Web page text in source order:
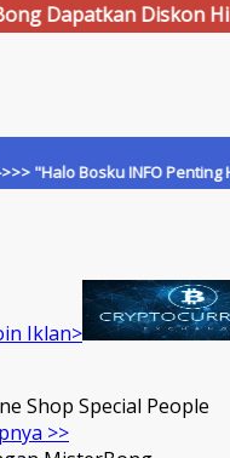
Diskon
Bosku INFO Penting
Iklan>
Shop Special People
>>